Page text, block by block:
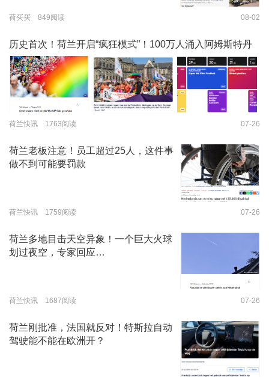
荷买买 849阅读 08-02
历史首次！荷兰开启“疯狂模式”！100万人涌入阿姆斯特丹
荷兰快讯 1763阅读 07-26
荷兰老板注意！员工超过25人，这件事
做不到可能要罚款
荷兰快讯 1759阅读 07-26
荷兰多地目击天空异象！一个巨大火球
划过夜空，专家回应…
荷兰快讯 1687阅读 07-26
荷兰刚批准，法国就反对！特斯拉自动
驾驶能不能在欧洲开？